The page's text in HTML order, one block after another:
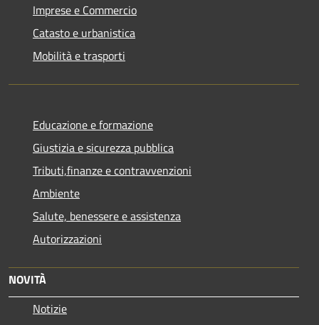
Imprese e Commercio
Catasto e urbanistica
Mobilità e trasporti
Educazione e formazione
Giustizia e sicurezza pubblica
Tributi,finanze e contravvenzioni
Ambiente
Salute, benessere e assistenza
Autorizzazioni
NOVITÀ
Notizie